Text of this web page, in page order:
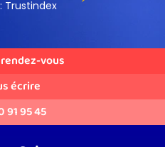
vous
écrire
91 95 45